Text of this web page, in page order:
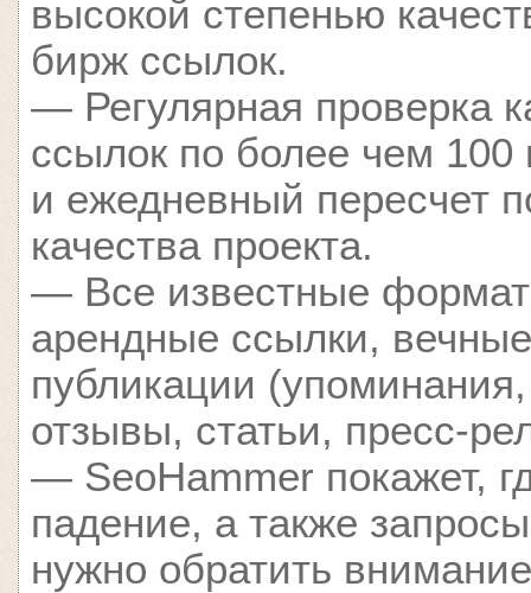
высокой степенью
бирж ссылок.
— Регулярная проверка
ссылок по более чем 100
и ежедневный пересчет
качества проекта.
— Все известные
арендные ссылки,
публикации
отзывы, статьи, пресс-
— SeoHammer покажет,
падение, а также
нужно обратить